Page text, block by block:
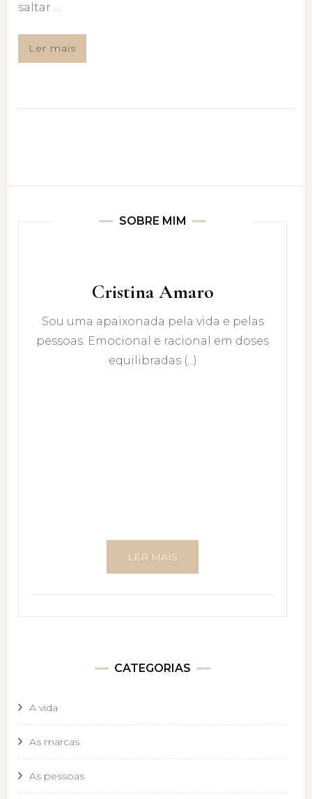
saltar …
Ler mais
SOBRE MIM
Cristina Amaro
Sou uma apaixonada pela vida e pelas
pessoas. Emocional e racional em doses
equilibradas (...)
LER MAIS
CATEGORIAS
A vida
As marcas
As pessoas